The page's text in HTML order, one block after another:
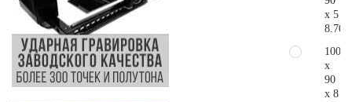
x 5
100
x
90
x 8